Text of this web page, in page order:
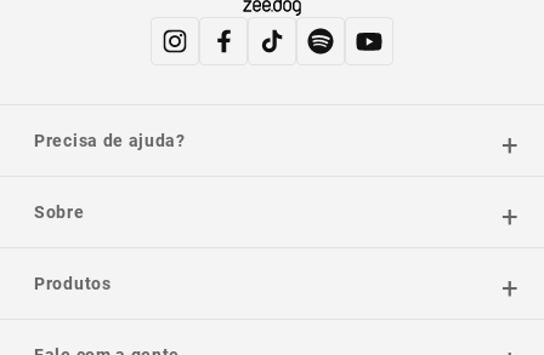
Precisa de ajuda?
Sobre
Produtos